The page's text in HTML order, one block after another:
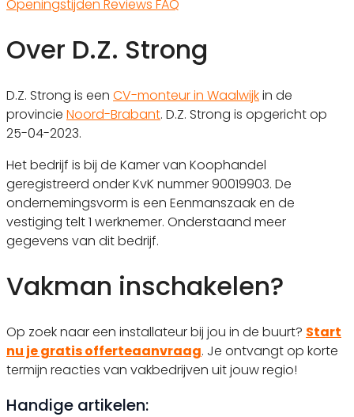
Openingstijden Reviews FAQ
Over D.Z. Strong
D.Z. Strong is een CV-monteur in Waalwijkin de
provincie Noord-Brabant. D.Z. Strong is opgericht op
25-04-2023.
Het bedrijf is bij de Kamer van Koophandel
geregistreerd onder KvK nummer 90019903. De
ondernemingsvorm is een Eenmanszaak en de
vestiging telt 1 werknemer. Onderstaand meer
gegevens van dit bedrijf.
Vakman inschakelen?
Op zoek naar een installateur bij jou in de buurt? Start
nu je gratis offerteaanvraag. Je ontvangt op korte
termijn reacties van vakbedrijven uit jouw regio!
Handige artikelen: